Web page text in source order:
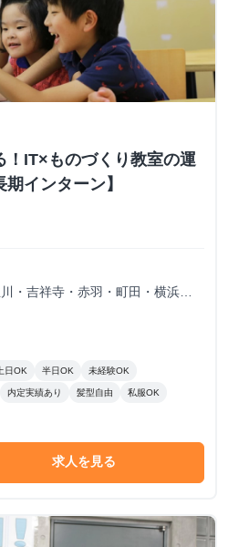
！IT×ものづくり教室の運
インターン】
・吉祥寺・赤羽・町田・横浜・
日OK 半日OK 未経験OK
内定実績あり 髪型自由 私服OK
求人を見る